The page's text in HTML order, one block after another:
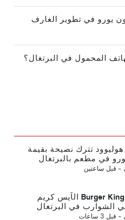
المحمول في البرتغال؟
تترك نصيحة بقيمة
- قبل ساعتين
يقدم Burger King الآيس كريم
الشوارب في البرتغال
- قبل 3 ساعات